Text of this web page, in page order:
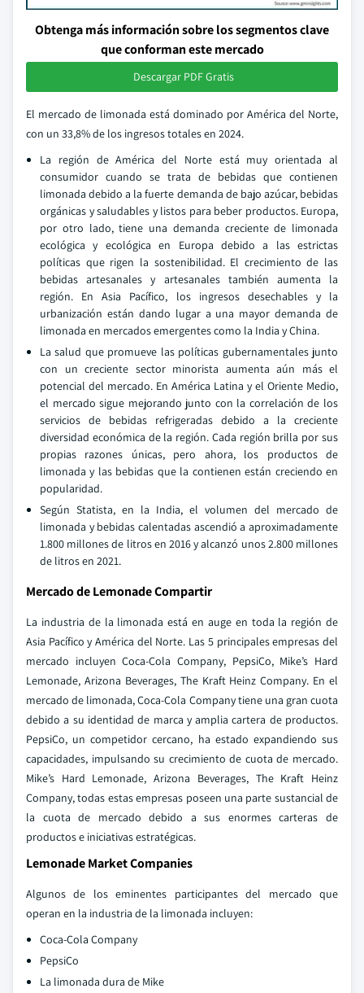
Obtenga más información sobre los segmentos clave
que conforman este mercado
Descargar PDF Gratis
El mercado de limonada está dominado por América del Norte,
con un 33,8% de los ingresos totales en 2024.
La región de América del Norte está muy orientada al
consumidor cuando se trata de bebidas que contienen
limonada debido a la fuerte demanda de bajo azúcar, bebidas
orgánicas y saludables y listos para beber productos. Europa,
por otro lado, tiene una demanda creciente de limonada
ecológica y ecológica en Europa debido a las estrictas
políticas que rigen la sostenibilidad. El crecimiento de las
bebidas artesanales y artesanales también aumenta la
región. En Asia Pacífico, los ingresos desechables y la
urbanización están dando lugar a una mayor demanda de
limonada en mercados emergentes como la India y China.
La salud que promueve las políticas gubernamentales junto
con un creciente sector minorista aumenta aún más el
potencial del mercado. En América Latina y el Oriente Medio,
el mercado sigue mejorando junto con la correlación de los
servicios de bebidas refrigeradas debido a la creciente
diversidad económica de la región. Cada región brilla por sus
propias razones únicas, pero ahora, los productos de
limonada y las bebidas que la contienen están creciendo en
popularidad.
Según Statista, en la India, el volumen del mercado de
limonada y bebidas calentadas ascendió a aproximadamente
1.800 millones de litros en 2016 y alcanzó unos 2.800 millones
de litros en 2021.
Mercado de Lemonade Compartir
La industria de la limonada está en auge en toda la región de
Asia Pacífico y América del Norte. Las 5 principales empresas del
mercado incluyen Coca-Cola Company, PepsiCo, Mike’s Hard
Lemonade, Arizona Beverages, The Kraft Heinz Company. En el
mercado de limonada, Coca-Cola Company tiene una gran cuota
debido a su identidad de marca y amplia cartera de productos.
PepsiCo, un competidor cercano, ha estado expandiendo sus
capacidades, impulsando su crecimiento de cuota de mercado.
Mike’s Hard Lemonade, Arizona Beverages, The Kraft Heinz
Company, todas estas empresas poseen una parte sustancial de
la cuota de mercado debido a sus enormes carteras de
productos e iniciativas estratégicas.
Lemonade Market Companies
Algunos de los eminentes participantes del mercado que
operan en la industria de la limonada incluyen:
Coca-Cola Company
PepsiCo
La limonada dura de Mike